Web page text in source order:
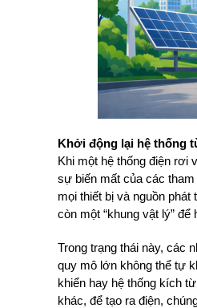
Khởi động lại hệ thống
Khi một hệ thống điện rơi
sự biến mất của các
mọi thiết bị và nguồn phát
còn một “khung vật lý” để
Trong trạng thái này, các
quy mô lớn không thể tự
khiển hay hệ thống kích
khác, để tạo ra điện,